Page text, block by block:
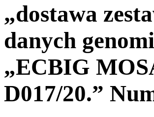
„dostawa
danych
„ECBIG
D017/20.”